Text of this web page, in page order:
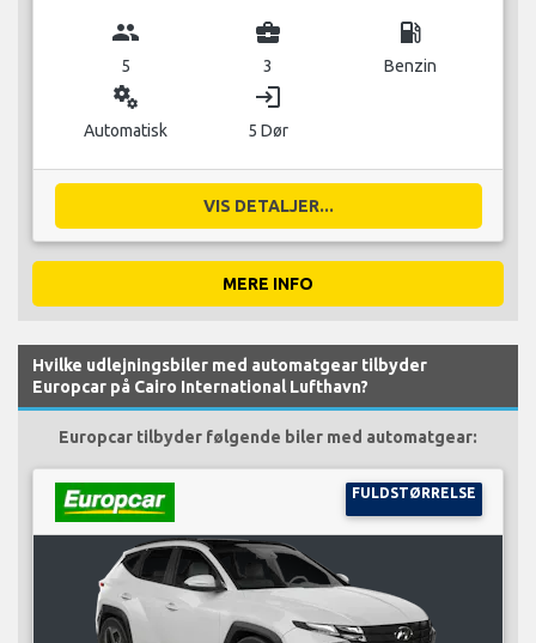
group
5
business_center
3
local_gas_station
Benzin
miscellaneous_services
Automatisk
login
5 Dør
VIS DETALJER...
MERE INFO
Hvilke udlejningsbiler med automatgear tilbyder
Europcar på Cairo International Lufthavn?
Europcar tilbyder følgende biler med automatgear:
FULDSTØRRELSE